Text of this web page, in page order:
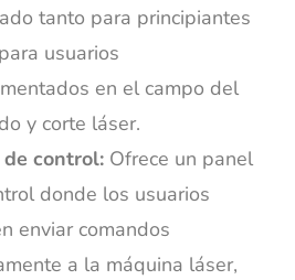
tanto para principiantes
usuarios
en el campo del
y corte láser.
control:Ofrece un panel
donde los usuarios
enviar comandos
a la máquina láser,